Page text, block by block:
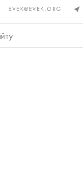
EVEK@EVEK.ORG
Легована